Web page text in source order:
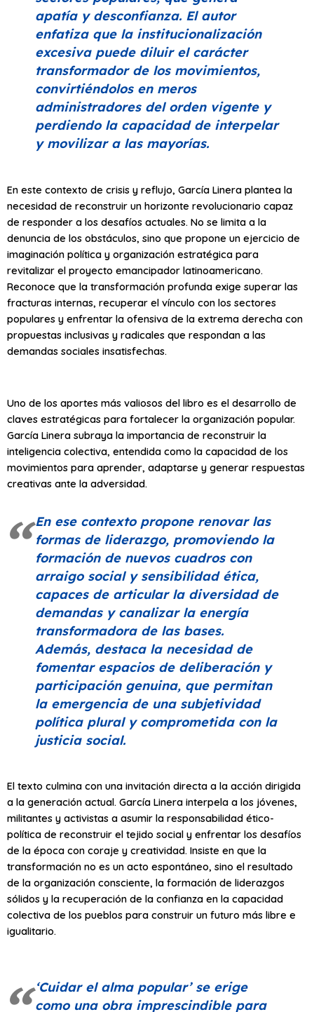
apatía y desconfianza. El autor
enfatiza que la institucionalización
excesiva puede diluir el carácter
transformador de los movimientos,
convirtiéndolos en meros
administradores del orden vigente y
perdiendo la capacidad de interpelar
y movilizar a las mayorías.
En este contexto de crisis y reflujo, García Linera plantea la
necesidad de reconstruir un horizonte revolucionario capaz
de responder a los desafíos actuales. No se limita a la
denuncia de los obstáculos, sino que propone un ejercicio de
imaginación política y organización estratégica para
revitalizar el proyecto emancipador latinoamericano.
Reconoce que la transformación profunda exige superar las
fracturas internas, recuperar el vínculo con los sectores
populares y enfrentar la ofensiva de la extrema derecha con
propuestas inclusivas y radicales que respondan a las
demandas sociales insatisfechas.
Uno de los aportes más valiosos del libro es el desarrollo de
claves estratégicas para fortalecer la organización popular.
García Linera subraya la importancia de reconstruir la
inteligencia colectiva, entendida como la capacidad de los
movimientos para aprender, adaptarse y generar respuestas
creativas ante la adversidad.
En ese contexto propone renovar las
formas de liderazgo, promoviendo la
formación de nuevos cuadros con
arraigo social y sensibilidad ética,
capaces de articular la diversidad de
demandas y canalizar la energía
transformadora de las bases.
Además, destaca la necesidad de
fomentar espacios de deliberación y
participación genuina, que permitan
la emergencia de una subjetividad
política plural y comprometida con la
justicia social.
El texto culmina con una invitación directa a la acción dirigida
a la generación actual. García Linera interpela a los jóvenes,
militantes y activistas a asumir la responsabilidad ético-
política de reconstruir el tejido social y enfrentar los desafíos
de la época con coraje y creatividad. Insiste en que la
transformación no es un acto espontáneo, sino el resultado
de la organización consciente, la formación de liderazgos
sólidos y la recuperación de la confianza en la capacidad
colectiva de los pueblos para construir un futuro más libre e
igualitario.
‘Cuidar el alma popular’se erige
como una obra imprescindible para